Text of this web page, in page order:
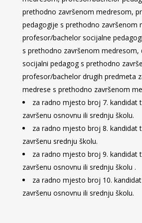
prethodno završenom medresom,
pedagogije s prethodno završenom
profesor/bachelor socijalne
s prethodno završenom medresom,
socijalni pedagog s prethodno
profesor/bachelor drugih predmeta
medrese s prethodno završenom
za radno mjesto broj 7. kandidat
završenu osnovnu ili srednju školu.
za radno mjesto broj 8. kandidat
završenu srednju školu.
za radno mjesto broj 9. kandidat
završenu osnovnu ili srednju školu .
za radno mjesto broj 10.
završenu osnovnu ili srednju školu.